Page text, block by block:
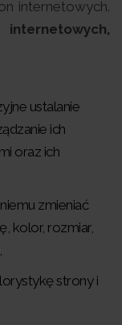
internetowych.
ustalanie
ich
oraz ich
zmieniać
kolor, rozmiar,
strony i